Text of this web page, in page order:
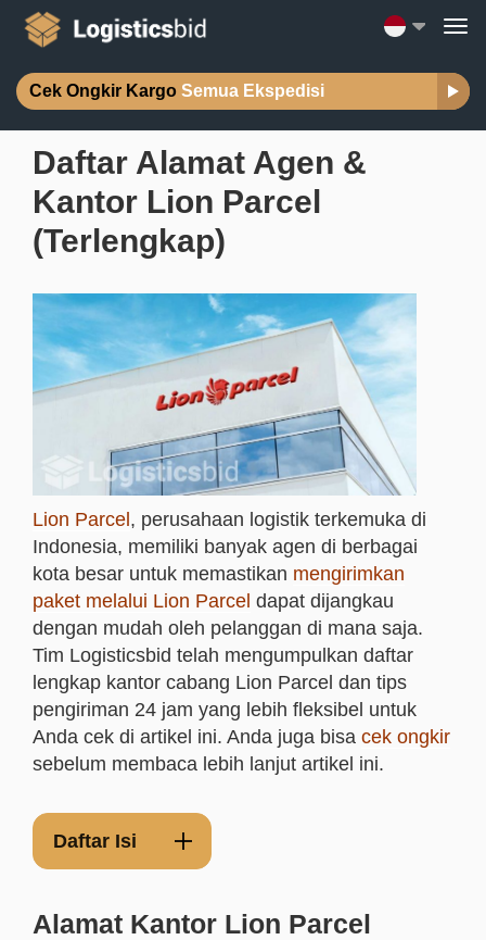
Cek Ongkir Kargo Semua Ekspedisi
Daftar Alamat Agen &
Kantor Lion Parcel
(Terlengkap)
Lion Parcel , perusahaan logistik terkemuka di
Indonesia, memiliki banyak agen di berbagai
kota besar untuk memastikan mengirimkan
paket melalui Lion Parcel dapat dijangkau
dengan mudah oleh pelanggan di mana saja.
Tim Logisticsbid telah mengumpulkan daftar
lengkap kantor cabang Lion Parcel dan tips
pengiriman 24 jam yang lebih fleksibel untuk
Anda cek di artikel ini. Anda juga bisa cek ongkir
sebelum membaca lebih lanjut artikel ini.
Daftar Isi
Alamat Kantor Lion Parcel